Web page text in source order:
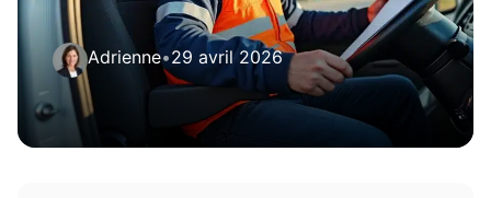
Adrienne•29 avril 2026